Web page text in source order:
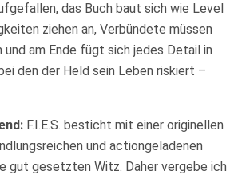
das Buch baut sich wie Level
ziehen an, Verbündete müssen
am Ende fügt sich jedes Detail in
den der Held sein Leben riskiert –
F.I.E.S. besticht mit einer originellen
und actiongeladenen
gut gesetzten Witz. Daher vergebe ich